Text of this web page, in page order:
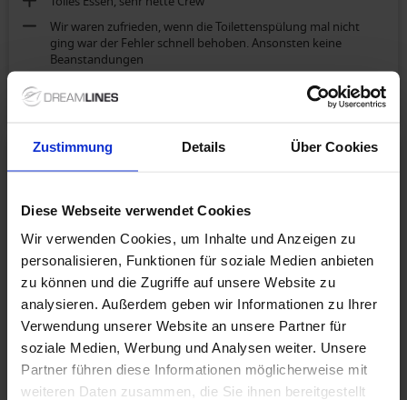
Zustimmung Details Über Cookies
Diese Webseite verwendet Cookies
Wir verwenden Cookies, um Inhalte und Anzeigen zu
personalisieren, Funktionen für soziale Medien anbieten
zu können und die Zugriffe auf unsere Website zu
analysieren. Außerdem geben wir Informationen zu Ihrer
Verwendung unserer Website an unsere Partner für
soziale Medien, Werbung und Analysen weiter. Unsere
Partner führen diese Informationen möglicherweise mit
weiteren Daten zusammen, die Sie ihnen bereitgestellt
Wir waren zufrieden, wenn die Toilettenspülung mal nicht
ging war der Fehler schnell behoben. Ansonsten keine
Beanstandungen
2-Bett-Außenkabine Saturndeck (Kat. E):
Christel T. (60-69)
48970 - Weihnachtsmärkte an Rhein, Mosel &
Main
Ich fand die vielen Extras seht nett , wie Weihnachtsmarkt an
Bord oder die Plätzchenteller an der Bar.
Mir ist leider nicht mitgeteilt worden das der Anlegeplatz des
Schiffes sich geändert hat. Über einen Personenaufzug
könnte man sich Gedanken machen.
mehr anzeigen